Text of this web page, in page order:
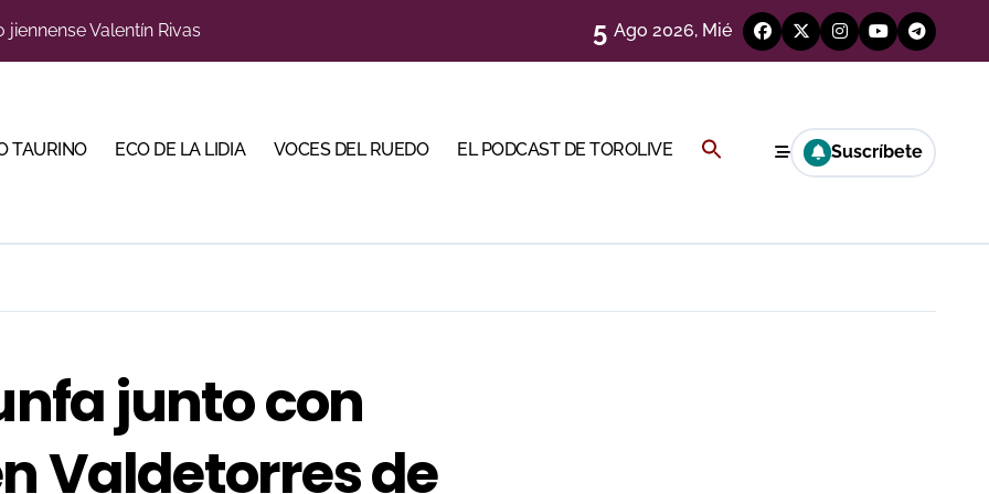
la Semana Grande Donostiarra
de Linares organiza una novillada en la plaza de toros de Cambil
a Madrid en busca del premio que se le escapó en junio
Torería’, una campaña para reivindicar los valores del toreo más allá del ruedo
5 Ago 2026, Mié
TAURINO ECO DE LA LIDIA VOCES DEL RUEDO EL PODCAST DE TOROLIVE Buscar: Suscríbete
junto con
Valdetorres de